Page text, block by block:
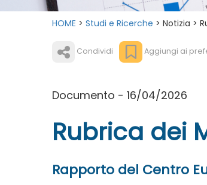
HOME > Studi e Ricerche > Notizia >
Condividi Aggiungi ai
Documento - 16/04/2026
Rubrica dei
Rapporto del Centro